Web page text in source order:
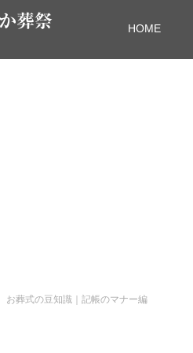
葬祭 HOME
お葬式の豆知識｜記帳のマナー編